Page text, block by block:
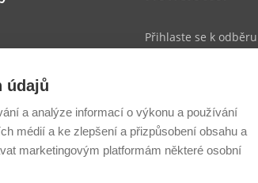
Přihlaste se k
Přihlásit se
údajů
a analýze informací o výkonu a používání
médií a ke zlepšení a přizpůsobení obsahu a
marketingovým platformám některé osobní